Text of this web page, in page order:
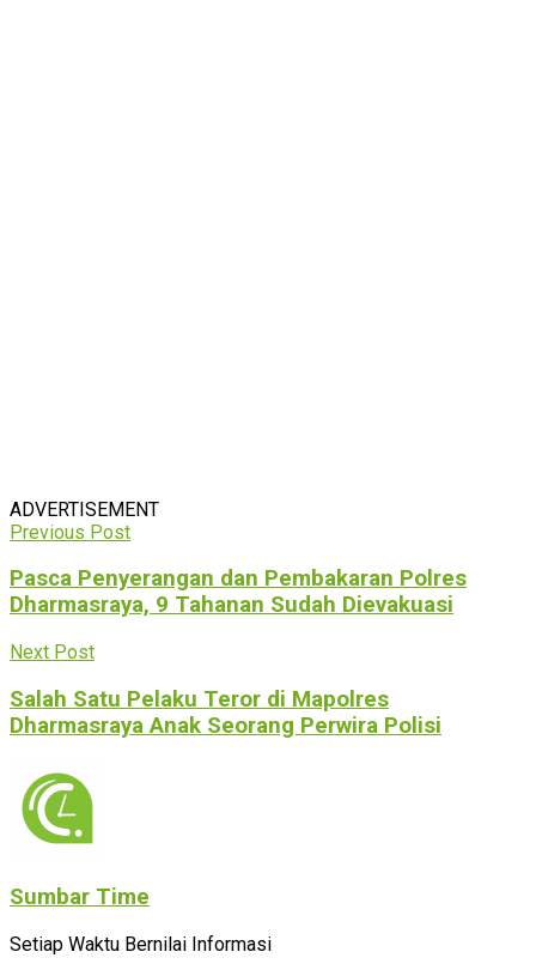
ADVERTISEMENT
Previous Post
Pasca Penyerangan dan Pembakaran Polres
Dharmasraya, 9 Tahanan Sudah Dievakuasi
Next Post
Salah Satu Pelaku Teror di Mapolres
Dharmasraya Anak Seorang Perwira Polisi
Sumbar Time
Setiap Waktu Bernilai Informasi